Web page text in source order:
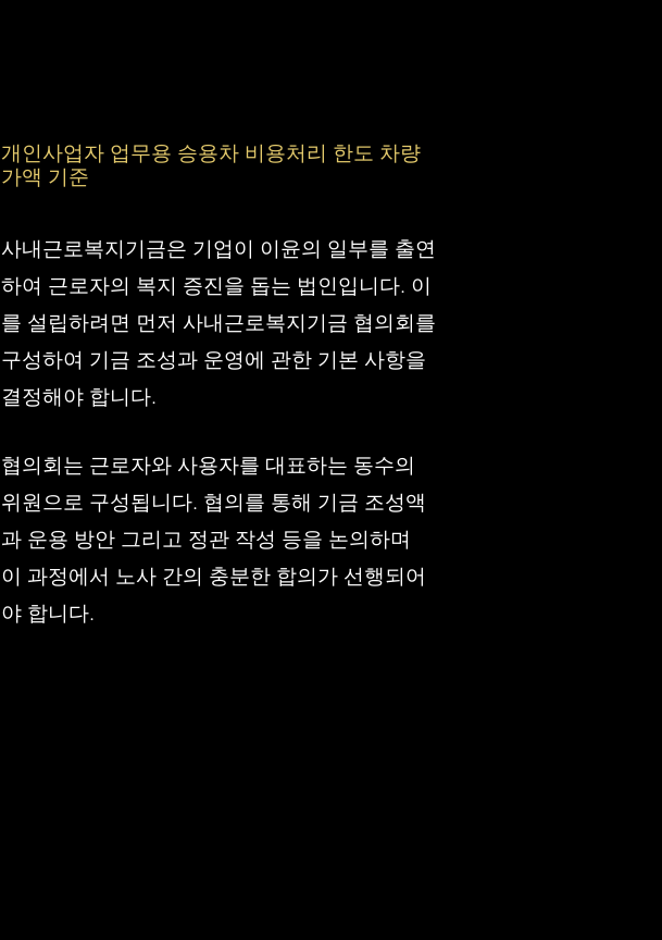
개인사업자 업무용 승용차 비용처리 한도 차량
가액 기준
사내근로복지기금은 기업이 이윤의 일부를 출연
하여 근로자의 복지 증진을 돕는 법인입니다. 이
를 설립하려면 먼저 사내근로복지기금 협의회를
구성하여 기금 조성과 운영에 관한 기본 사항을
결정해야 합니다.
협의회는 근로자와 사용자를 대표하는 동수의
위원으로 구성됩니다. 협의를 통해 기금 조성액
과 운용 방안 그리고 정관 작성 등을 논의하며
이 과정에서 노사 간의 충분한 합의가 선행되어
야 합니다.